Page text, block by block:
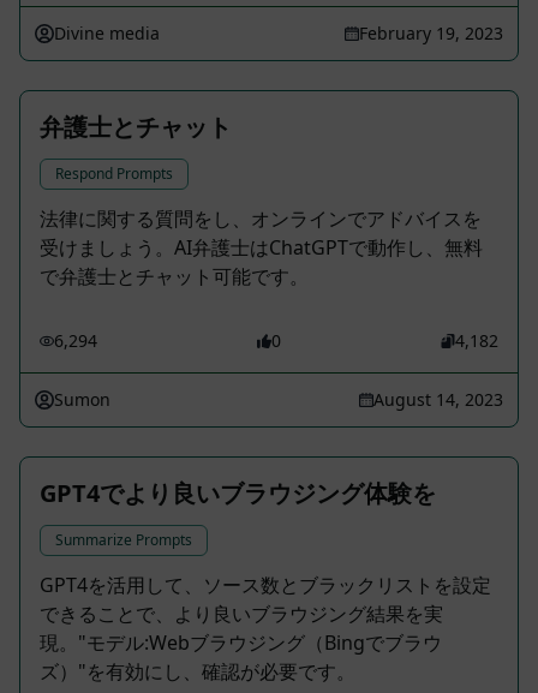
Divine media February 19, 2023
弁護士とチャット
Respond Prompts
法律に関する質問をし、オンラインでアドバイスを
受けましょう。AI弁護士はChatGPTで動作し、無料
で弁護士とチャット可能です。
6,294 0 4,182
Sumon August 14, 2023
GPT4でより良いブラウジング体験を
Summarize Prompts
GPT4を活用して、ソース数とブラックリストを設定
できることで、より良いブラウジング結果を実
現。"モデル:Webブラウジング（Bingでブラウ
ズ）"を有効にし、確認が必要です。